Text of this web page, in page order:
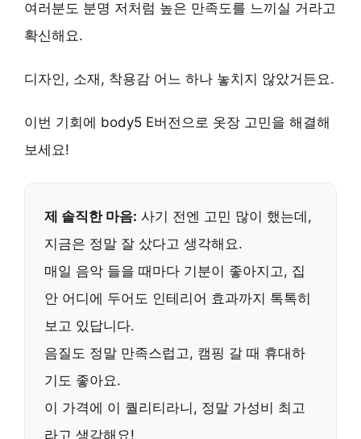
여러분도 분명 저처럼 높은 만족도를 느끼실 거라고
확신해요.
디자인, 소재, 착용감 어느 하나 놓치지 않았거든요.
이번 기회에 body5 E버전으로 옷장 고민을 해결해
보세요!
제 솔직한 마음: 사기 전엔 고민 많이 했는데,
지금은 정말 잘 샀다고 생각해요.
매일 음악 들을 때마다 기분이 좋아지고, 집
안 어디에 두어도 인테리어 효과까지 톡톡히
보고 있답니다.
음질도 정말 만족스럽고, 캠핑 갈 때 휴대하
기도 좋아요.
이 가격에 이 퀄리티라니, 정말 가성비 최고
라고 생각해요!